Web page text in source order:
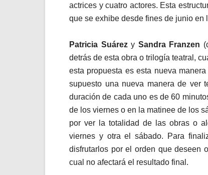
actrices y cuatro actores. Esta
que se exhibe desde fines de junio
Patricia Suárezy Sandra Franzen
detrás de esta obra o trilogía teatral,
esta propuesta es esta nueva
supuesto una nueva manera de ver
duración de cada uno es de 60
de los viernes o en la matinee de los
por ver la totalidad de las obras o
viernes y otra el sábado. Para
disfrutarlos por el orden que deseen
cual no afectará el resultado final.